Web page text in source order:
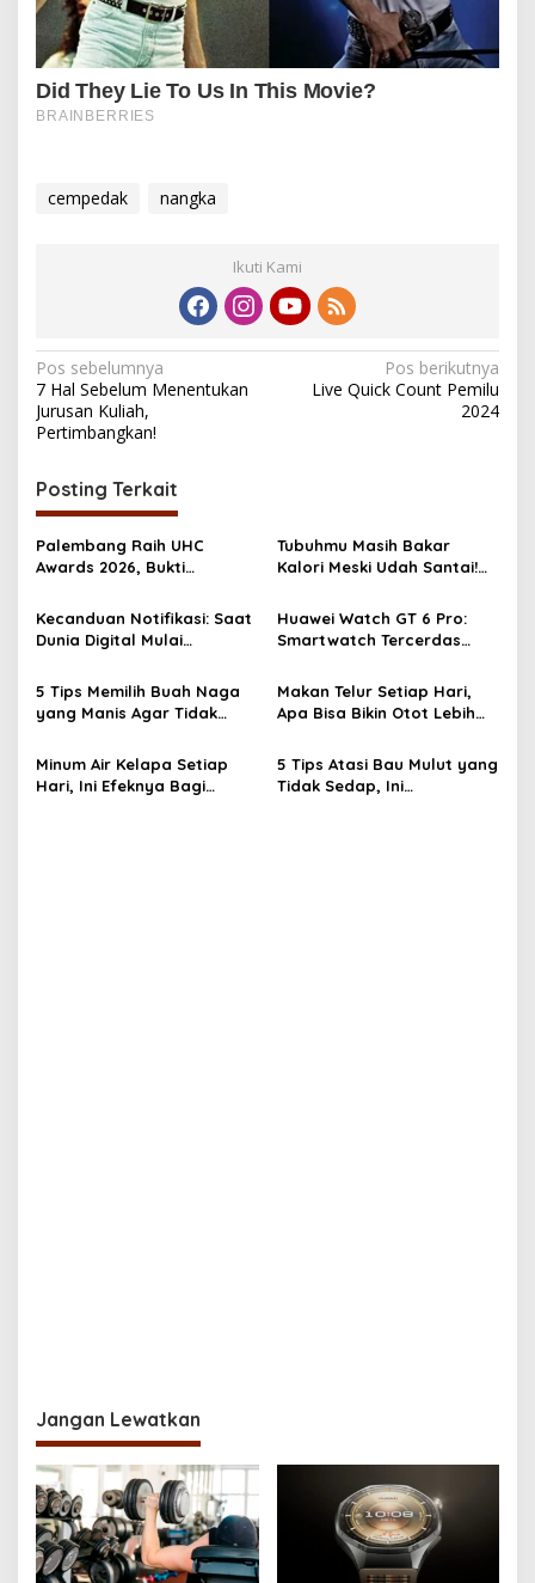
cempedak nangka
Ikuti Kami
N
a
v
i
g
a
s
i
p
s
Pos sebelumnya
7 Hal Sebelum Menentukan
Jurusan Kuliah,
Pertimbangkan!
Pos berikutnya
Live Quick Count Pemilu
2024
Posting Terkait
Palembang Raih UHC
Awards 2026, Bukti
Kesehatan Merata
Tubuhmu Masih Bakar
Kalori Meski Udah Santai!
Afterburn Effect
Kecanduan Notifikasi: Saat
Dunia Digital Mulai
Huawei Watch GT 6 Pro:
Smartwatch Tercerdas
Desain Titanium
5 Tips Memilih Buah Naga
yang Manis Agar Tidak
Makan Telur Setiap Hari,
Apa Bisa Bikin Otot Lebih
Faktanya!
Minum Air Kelapa Setiap
Hari, Ini Efeknya Bagi
5 Tips Atasi Bau Mulut yang
Tidak Sedap, Ini
Jangan Lewatkan